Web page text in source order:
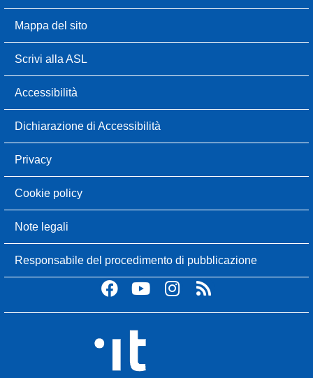
Mappa del sito
Scrivi alla ASL
Accessibilità
Dichiarazione di Accessibilità
Privacy
Cookie policy
Note legali
Responsabile del procedimento di pubblicazione